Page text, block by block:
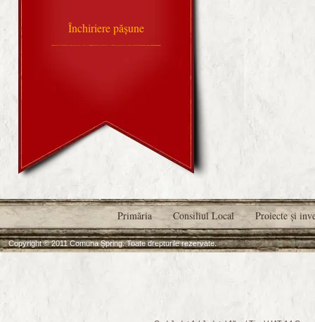
Închiriere pășune
Primăria Consiliul Local Proiecte şi
Copyright © 2011 Comuna Șpring. Toate drepturile rezervate.